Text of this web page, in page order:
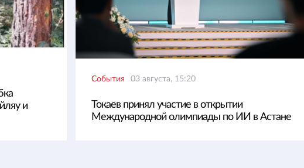
и
События 03 августа, 15:20
Токаев принял участие в открытии
Международной олимпиады по ИИ в Астане